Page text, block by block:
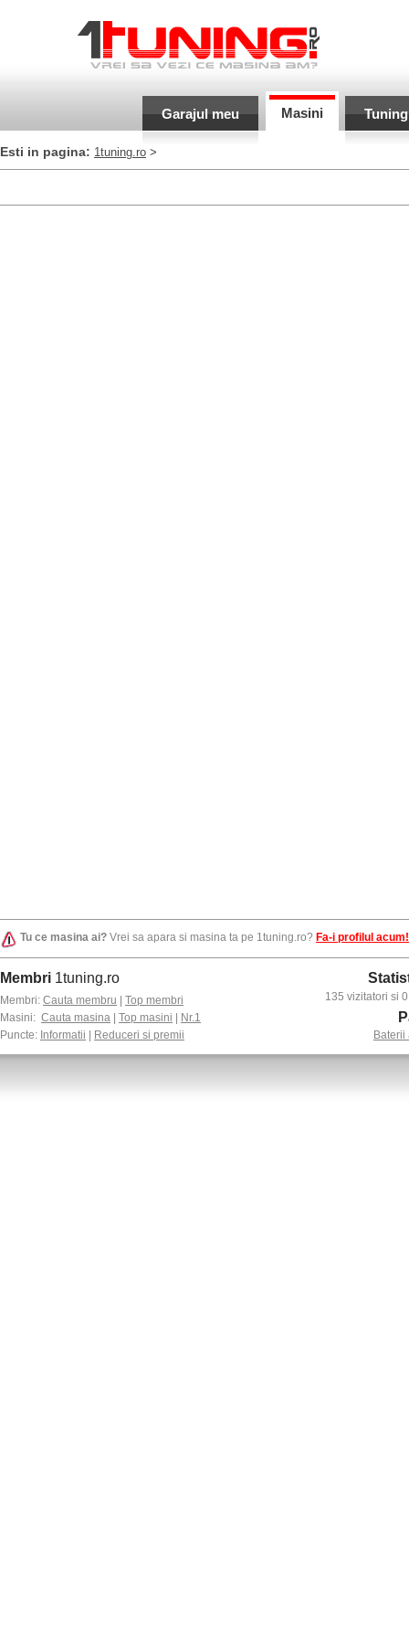
Garajul meu Masini Tuning
Esti in pagina: 1tuning.ro >
Tu ce masina ai? Vrei sa apara si masina ta pe 1tuning.ro? Fa-i profilul acum!
Membri 1tuning.ro
Membri: Cauta membru
Top membri
Masini: Cauta masina Top masini
Nr.1
Puncte: Informatii Reduceri si premii
135 vizitatori si